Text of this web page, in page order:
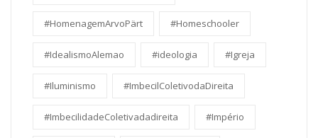
#HomenagemArvoPärt #Homeschooler
#IdealismoAlemao #ideologia #Igreja
#Iluminismo #ImbecilColetivodaDireita
#ImbecilidadeColetivadadireita #Império